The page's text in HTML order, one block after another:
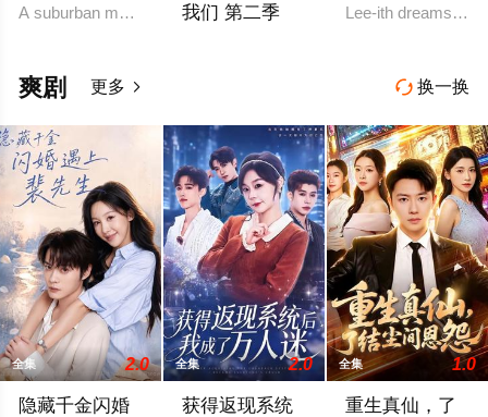
A suburban mom and her high school friend plot
我们 第二季
Lee-ith dreams of
 换一换
爽剧 更多 
全集 2.0
隐藏千金闪婚
全集 2.0
获得返现系统
全集 1.0
重生真仙，了